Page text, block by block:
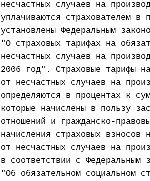
несчастных случаев на
уплачиваются страхователем
установлены Федеральным
"О страховых тарифах на
несчастных случаев на
2006 год". Страховые тарифы
от несчастных случаев на
определяются в процентах к
которые начислены в пользу
отношений и гражданско-
начисления страховых взносов
от несчастных случаев на
в соответствии с
"Об обязательном социальном